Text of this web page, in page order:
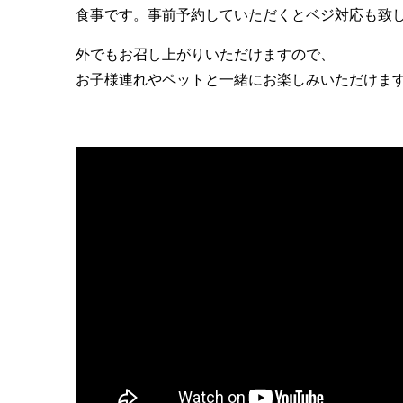
食事です。事前予約していただくとベジ対応も致
外でもお召し上がりいただけますので、
お子様連れやペットと一緒にお楽しみいただけます